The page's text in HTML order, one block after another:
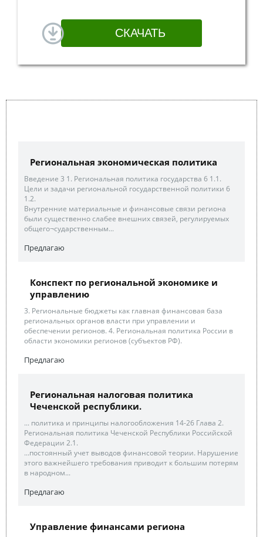
Региональная экономическая политика
Введение 3 1. Региональная политика государства 6 1.1.
Цели и задачи региональной государственной политики 6
1.2.
Внутренние материальные и финансовые связи региона
были существенно слабее внешних связей, регулируемых
общего¬сударственным...
Предлагаю
Конспект по региональной экономике и
управлению
3. Региональные бюджеты как главная финансовая база
региональных органов власти при управлении и
обеспечении регионов. 4. Региональная политика России в
области экономики регионов (субъектов РФ).
Предлагаю
Региональная налоговая политика
Чеченской республики.
... политика и принципы налогообложения 14-26 Глава 2.
Региональная политика Чеченской Республики Российской
Федерации 2.1.
...постоянный учет выводов финансовой теории. Нарушение
этого важнейшего требования приводит к большим потерям
в народном...
Предлагаю
Управление финансами региона